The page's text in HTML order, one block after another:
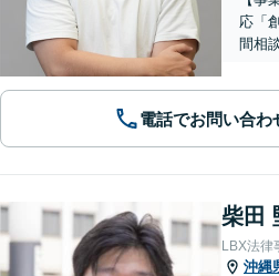
応「
間相
電話でお問い合わ
柴田
LBX法律
沖縄